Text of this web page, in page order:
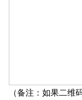
（备注：如果二维